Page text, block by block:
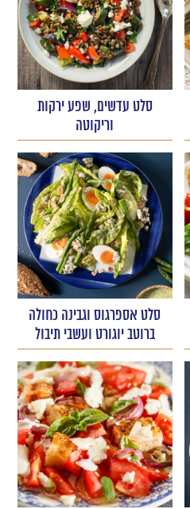
סלט עדשים, שפע ירקות
וריקוטה
סלט אספרגוס וגבינה כחולה
ברוטב יוגורט ועשבי תיבול